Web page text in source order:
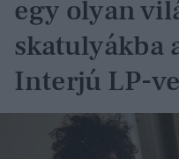
egy olyan
skatulyákba
Interjú LP-